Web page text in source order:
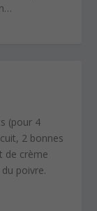
(pour 4
2 bonnes
de crème
poivre.